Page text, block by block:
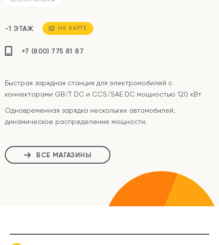
-1 ЭТАЖ НА КАРТЕ
+7 (800) 775 81 87
Быстрая зарядная станция для электромобилей с
коннекторами GB/T DC и CCS/SAE DC мощностью 120 кВт
Одновременная зарядка нескольких автомобилей,
динамическое распределение мощности.
ВСЕ МАГАЗИНЫ